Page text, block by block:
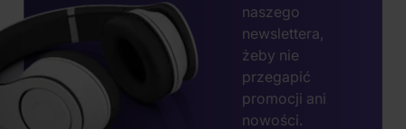
naszego
newslettera,
żeby nie
przegapić
promocji ani
nowości.